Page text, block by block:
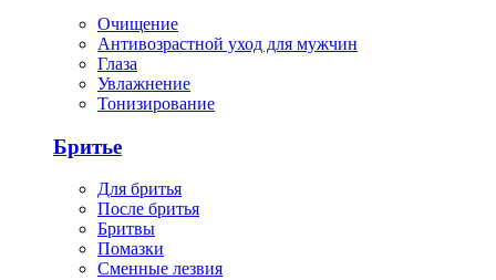
Очищение
Антивозрастной уход для мужчин
Глаза
Увлажнение
Тонизирование
Бритье
Для бритья
После бритья
Бритвы
Помазки
Сменные лезвия